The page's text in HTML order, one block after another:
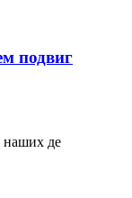
подвиг
наших де